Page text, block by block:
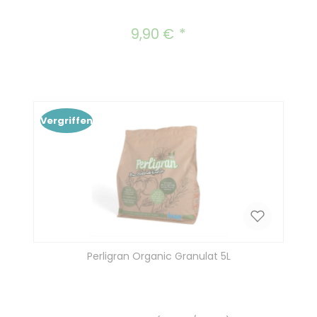
Regulärer Preis:
9,90 €
Vergriffen
Perligran Organic Granulat 5L